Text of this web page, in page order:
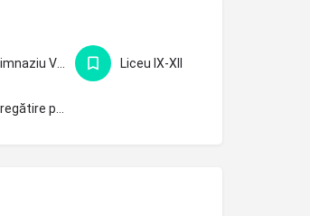
Gimnaziu V-VIII Liceu IX-XII